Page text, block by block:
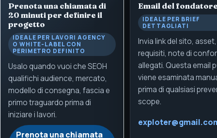
Prenota una chiamata di
20 minuti per definire il
progetto
IDEALE PER LAVORI AGENCY
O WHITE-LABEL CON
PERIMETRO DEFINITO
Usalo quando vuoi che SEOH
qualifichi audience, mercato,
modello di consegna, fascia e
primo traguardo prima di
iniziare i lavori.
Prenota una chiamata
Email del
IDEALE PER BRIEF
DETTAGLIATI
Invia link del sito, asset,
requisiti, note di
allegati. Questa email
viene esaminata
prima di qualsiasi
scope.